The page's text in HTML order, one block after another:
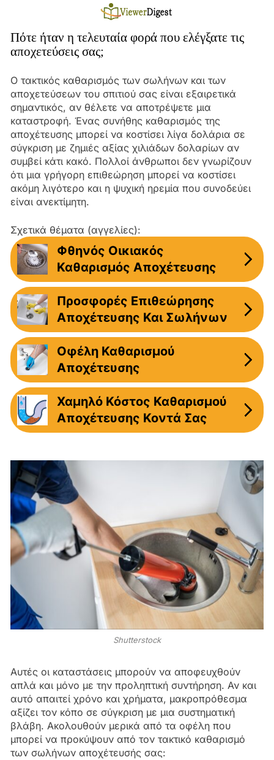
content
Πότε ήταν η τελευταία φορά που ελέγξατε τις
αποχετεύσεις σας;
Ο τακτικός καθαρισμός των σωλήνων και των
αποχετεύσεων του σπιτιού σας είναι εξαιρετικά
σημαντικός, αν θέλετε να αποτρέψετε μια
καταστροφή. Ένας συνήθης καθαρισμός της
αποχέτευσης μπορεί να κοστίσει λίγα δολάρια σε
σύγκριση με ζημιές αξίας χιλιάδων δολαρίων αν
συμβεί κάτι κακό. Πολλοί άνθρωποι δεν γνωρίζουν
ότι μια γρήγορη επιθεώρηση μπορεί να κοστίσει
ακόμη λιγότερο και η ψυχική ηρεμία που συνοδεύει
είναι ανεκτίμητη.
Σχετικά θέματα (αγγελίες):
Φθηνός Οικιακός
Καθαρισμός Αποχέτευσης
Προσφορές Επιθεώρησης
Αποχέτευσης Και Σωλήνων
Οφέλη Καθαρισμού
Αποχέτευσης
Χαμηλό Κόστος Καθαρισμού
Αποχέτευσης Κοντά Σας
Shutterstock
Αυτές οι καταστάσεις μπορούν να αποφευχθούν
απλά και μόνο με την προληπτική συντήρηση. Αν και
αυτό απαιτεί χρόνο και χρήματα, μακροπρόθεσμα
αξίζει τον κόπο σε σύγκριση με μια συστηματική
βλάβη. Ακολουθούν μερικά από τα οφέλη που
μπορεί να προκύψουν από τον τακτικό καθαρισμό
των σωλήνων αποχέτευσής σας: